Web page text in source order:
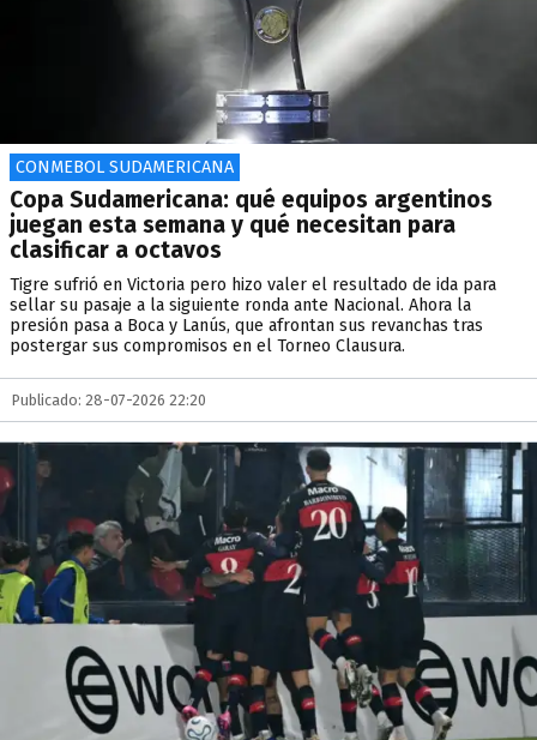
CONMEBOL SUDAMERICANA
Copa Sudamericana: qué equipos argentinos
juegan esta semana y qué necesitan para
clasificar a octavos
Tigre sufrió en Victoria pero hizo valer el resultado de ida para
sellar su pasaje a la siguiente ronda ante Nacional. Ahora la
presión pasa a Boca y Lanús, que afrontan sus revanchas tras
postergar sus compromisos en el Torneo Clausura.
Publicado: 28-07-2026 22:20